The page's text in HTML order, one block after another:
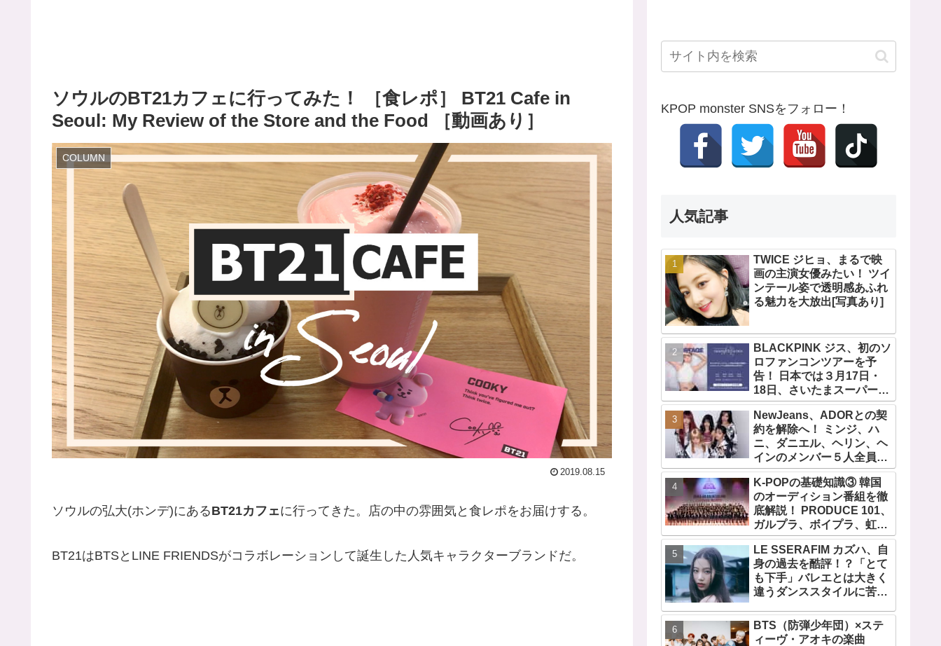
ソウルのBT21カフェに行ってみた！ ［食レポ］ BT21 Cafe in
Seoul: My Review of the Store and the Food ［動画あり］
COLUMN
2019.08.15
ソウルの弘大(ホンデ)にあるBT21カフェに行ってきた。店の中の雰囲気と食レポをお届けする。
BT21はBTSとLINE FRIENDSがコラボレーションして誕生した人気キャラクターブランドだ。
KPOP monster SNSをフォロー！
人気記事
TWICE ジヒョ、まるで映
画の主演女優みたい！ ツイ
ンテール姿で透明感あふれ
る魅力を大放出[写真あり]
BLACKPINK ジス、初のソ
ロファンコンツアーを予
告！ 日本では３月17日・
18日、さいたまスーパーア
リーナで開催決定！ コンセ
プトは“愛のカケラ”！？ 14
日には新アルバム
『AMORTAGE』もリリー
ス
NewJeans、ADORとの契
約を解除へ！ ミンジ、ハ
ニ、ダニエル、ヘリン、ヘ
インのメンバー５人全員で
緊急記者会見！
「NewJeans never
dies!」と微笑みの宣言！
ADOR側、2029年まで契約
有効と主張
K-POPの基礎知識③ 韓国
のオーディション番組を徹
底解説！ PRODUCE 101、
ガルプラ、ボイプラ、虹プ
ロ・・ NiziUやKep1er、
ZEROBASEONEら人気グ
ループが続々と誕生！ JO1
やINI、ME:Iを生んだ日プま
で一挙紹介
LE SSERAFIM カズハ、自
身の過去を酷評！？「とて
も下手」バレエとは大きく
違うダンススタイルに苦
に努力を重ねる姿に称賛の
声続々
BTS（防弾少年団）×ステ
ィーヴ・アオキの楽曲